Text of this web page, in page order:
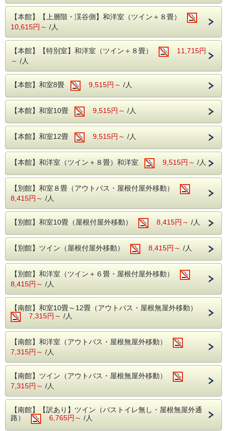
スタンダードプランの夕食は、約50種類の和洋中バイキン
グ。
当館自慢のライブキッチンでは、焼きたてステーキや揚げた
炒飯など五感
で楽しめるエンターテインメント空間です。
また 夕食時はアルコール飲み放題付きで、地酒やビールなど
です。
朝食も豊富なメニューをご用意しております。
【滞在】
を一望でき、心地よいひとときをお過ごしいただけます。
四季折々の風景を楽しみながら、ゆっくりとおくつろぎくだ
さい。
また当館は
館内施設も充実！
カラオケ・卓球・貸切風呂など施設もたくさん！
館内施設の充実は大型ホテルならではの特徴です。
※館内施設のご予約は当日チェックイン時受付のみです。事
前予約は承っておりませんのでご注意ください。
【周辺観光】
鬼怒川温泉は、温泉だけでなく観光スポットも充実。
所を巡ることができます。
春の桜、夏の緑、秋の紅葉、冬の雪景色、それぞれの季節で
異なる魅力を楽しめるのが鬼怒川ならではの特長です。
また、温泉街周辺は散策にぴったり。
す。
ださい！
さい。
皆様のご予約お待ちしております♪
だけます。
※一部除外日あり
幼児は、0歳から5歳の未就学のお子様です。
3歳から5歳のお子様は、「食事・布団あり」をお選びくだ
0歳から2歳のお子様は、「食事・布団なし」をお選びくだ
【本館】【上層階・渓谷側】和洋室（ツイン＋８畳）
10,615円～ /人
【本館】【特別室】和洋室（ツイン＋８畳）
11,715円
～ /人
【本館】和室8畳 9,515円～ /人
【本館】和室10畳 9,515円～ /人
【本館】和室12畳 9,515円～ /人
【本館】和洋室（ツイン＋８畳）和洋室 9,515円～ /人
【別館】和室８畳（アウトバス・屋根付屋外移動）
8,415円～ /人
【別館】和室10畳（屋根付屋外移動） 8,415円～ /人
【別館】ツイン（屋根付屋外移動） 8,415円～ /人
【別館】和洋室（ツイン＋６畳・屋根付屋外移動）
8,415円～ /人
【南館】和室10畳～12畳（アウトバス・屋根無屋外移動）
7,315円～ /人
【南館】和洋室（アウトバス・屋根無屋外移動）
7,315円～ /人
【南館】ツイン（アウトバス・屋根無屋外移動）
7,315円～ /人
【南館】【訳あり】ツイン（バストイレ無し・屋根無屋外通
路）
6,765円～ /人